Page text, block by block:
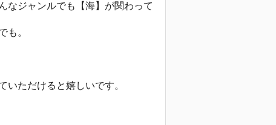
なジャンルでも【海】が関わって
も。
いただけると嬉しいです。